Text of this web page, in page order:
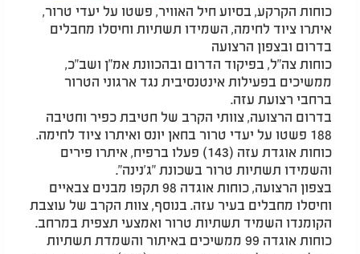
כוחות הקרקע, בסיוע חיל האוויר, פשטו על יעדי טרור,
איתרו ציוד לחימה, השמידו תשתיות וחיסלו מחבלים
בדרום ובצפון הרצועה
כוחות צה"ל, בפיקוד הדרום ובהכוונת אמ"ן ושב"כ,
ממשיכים בפעילות אינטנסיבית נגד ארגוני הטרור
ברחבי רצועת עזה.
בדרום הרצועה, צוותי הקרב של חטיבת כפיר וחטיבה
188 פשטו על יעדי טרור בחאן יונס ואיתרו ציוד לחימה.
כוחות אוגדת עזה (143) פעלו ברפיח, איתרו פירים
והשמידו תשתיות טרור בשכונת "ג'נינה".
בצפון הרצועה, כוחות אוגדה 98 תקפו מבנים צבאיים
וחיסלו מחבלים בעיר עזה. בנוסף, צוות הקרב של עוצבת
הקומנדו השמיד תשתיות טרור ואמצעי תצפית במרחב.
כוחות אוגדה 99 ממשיכים באיתור והשמדת תשתיות